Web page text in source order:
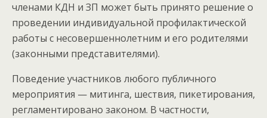
членами КДН и ЗП может быть принято решение о
проведении индивидуальной профилактической
работы с несовершеннолетним и его родителями
(законными представителями).
Поведение участников любого публичного
мероприятия — митинга, шествия, пикетирования,
регламентировано законом. В частности,